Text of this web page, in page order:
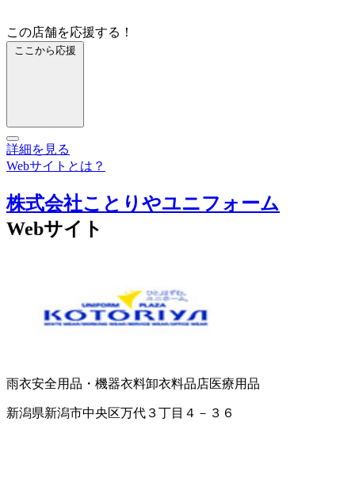
この店舗を応援する！
ここから応援
詳細を見る
Webサイトとは？
株式会社ことりやユニフォーム
Webサイト
雨衣安全用品・機器衣料卸衣料品店医療用品
新潟県新潟市中央区万代３丁目４－３６